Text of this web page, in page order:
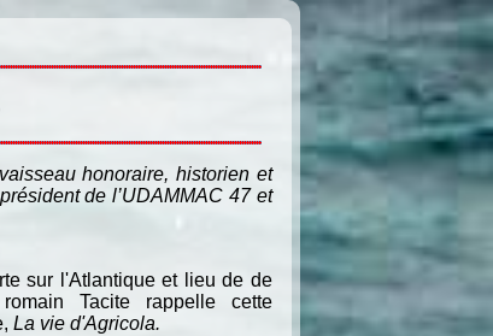
honoraire, historien et
de l’UDAMMAC 47 et
sur l'Atlantique et lieu de de
Tacite rappelle cette
La vie d'Agricola.